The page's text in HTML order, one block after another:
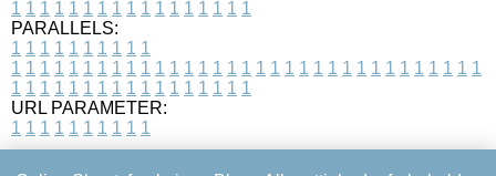
1 1 1 1 1 1 1 1 1 1 1 1 1 1 1 1 1
PARALLELS:
1 1 1 1 1 1 1 1 1 1
1 1 1 1 1 1 1 1 1 1 1 1 1 1 1 1 1 1 1 1 1 1 1 1 1 1 1 1 1 1 1 1 1
1 1 1 1 1 1 1 1 1 1 1 1 1 1 1 1 1
URL PARAMETER:
1 1 1 1 1 1 1 1 1 1